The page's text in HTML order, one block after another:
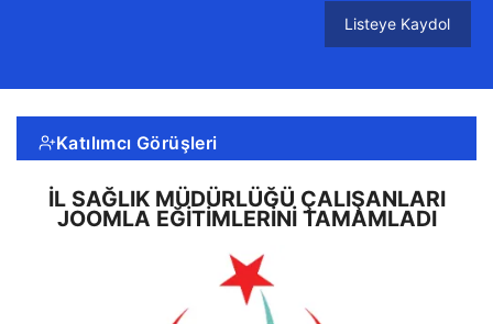
Listeye Kaydol
Katılımcı Görüşleri
İL SAĞLIK MÜDÜRLÜĞÜ ÇALIŞANLARI
JOOMLA EĞITIMLERINI TAMAMLADI